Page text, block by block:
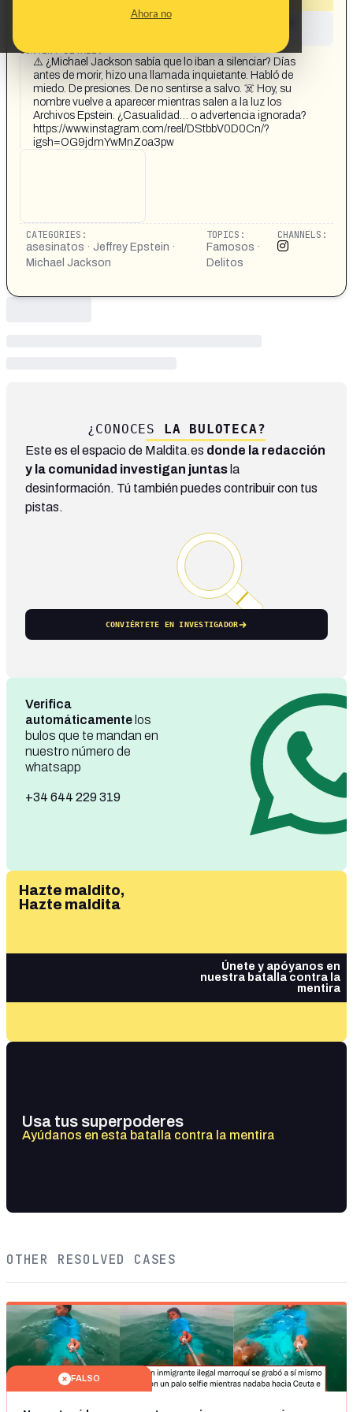
Ahora no
This content has not yet been investigated by the
CONTENT DETAIL:
⚠️ ¿Michael Jackson sabía que lo iban a silenciar? Días
antes de morir, hizo una llamada inquietante. Habló de
miedo. De presiones. De no sentirse a salvo. ☠️ Hoy, su
nombre vuelve a aparecer mientras salen a la luz los
Archivos Epstein. ¿Casualidad… o advertencia ignorada?
https://www.instagram.com/reel/DStbbV0D0Cn/?
igsh=OG9jdmYwMnZoa3pw
CATEGORIES:
asesinatos · Jeffrey Epstein ·
Michael Jackson
TOPICS:
Famosos ·
Delitos
CHANNELS:
¿CONOCES LA BULOTECA?
Este es el espacio de Maldita.es donde la redacción
y la comunidad investigan juntas la
desinformación. Tú también puedes contribuir con tus
pistas.
CONVIÉRTETE EN INVESTIGADOR
Verifica
automáticamente los
bulos que te mandan en
nuestro número de
whatsapp
+34 644 229 319
Hazte maldito,
Hazte maldita
Únete y apóyanos en
nuestra batalla contra la
mentira
Usa tus superpoderes
Ayúdanos en esta batalla contra la mentira
OTHER RESOLVED CASES
FALSO